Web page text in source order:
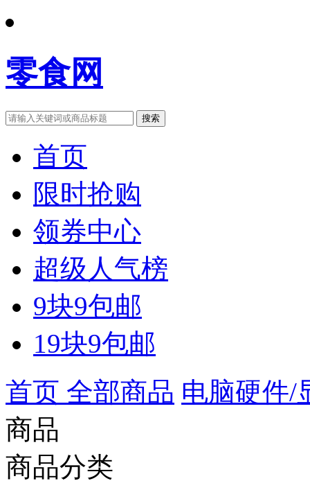
零食网
搜索
首页
限时抢购
领券中心
超级人气榜
9块9包邮
19块9包邮
首页 全部商品 电脑硬件/
商品
商品分类